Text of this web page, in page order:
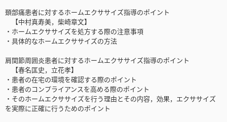
頚部痛患者に対するホームエクササイズ指導のポイント
【中村真寿美，柴崎章文】
・ホームエクササイズを処方する際の注意事項
・具体的なホームエクササイズの方法
肩関節周囲炎患者に対するホームエクササイズ指導のポイント
【春名匡史，立花孝】
・患者の在宅の環境を確認する際のポイント
・患者のコンプライアンスを高める際のポイント
・そのホームエクササイズを行う理由とその内容，効果，エクササイズ
を実際に正確に行うためのポイント